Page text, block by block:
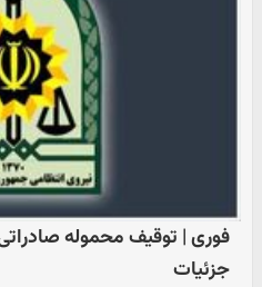
فوری | توقیف محموله صادراتی
جزئیات